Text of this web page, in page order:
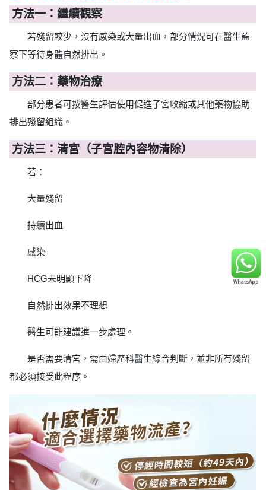
方法一：繼續觀察
若殘留較少，沒有感染或大量出血，部分情況可在醫生監
察下等待身體自然排出。
方法二：藥物治療
部分患者可按醫生評估使用促進子宮收縮或其他藥物協助
排出殘留組織。
方法三：清宮（子宮腔內容物清除）
若：
大量殘留
持續出血
感染
HCG未明顯下降
自然排出效果不理想
醫生可能建議進一步處理。
是否需要清宮，需由婦產科醫生綜合判斷，並非所有殘留
都必須接受此程序。